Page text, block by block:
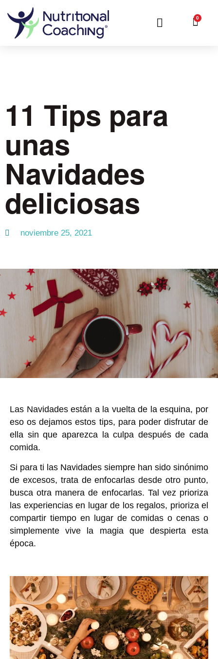
0
11 Tips para
unas
Navidades
deliciosas
noviembre 25, 2021
Las Navidades están a la vuelta de la esquina, por
eso os dejamos estos tips, para poder disfrutar de
ella sin que aparezca la culpa después de cada
comida.
Si para ti las Navidades siempre han sido sinónimo
de excesos, trata de enfocarlas desde otro punto,
busca otra manera de enfocarlas. Tal vez prioriza
las experiencias en lugar de los regalos, prioriza el
compartir tiempo en lugar de comidas o cenas o
simplemente vive la magia que despierta esta
época.